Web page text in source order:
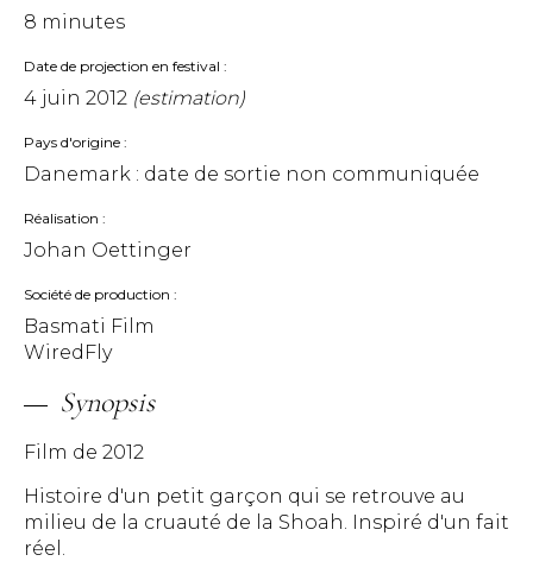
8 minutes
Date de projection en festival
4 juin 2012 (estimation)
Pays d'origine
Danemark : date de sortie non communiquée
Réalisation
Johan Oettinger
Société de production
Basmati Film
WiredFly
Synopsis
Film de 2012
Histoire d'un petit garçon qui se retrouve au
milieu de la cruauté de la Shoah. Inspiré d'un fait
réel.